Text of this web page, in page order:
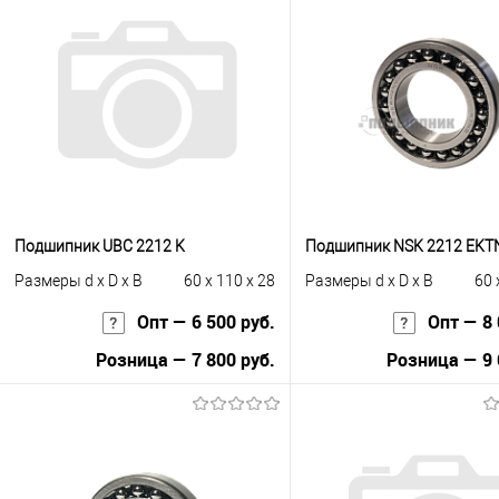
Подшипник UBC 2212 K
Размеры d x D x B
60 x 110 x 28
Опт — 6 500 руб.
Розница — 7 800 руб.
Купить в 1 клик
К сравнению
Подшипник NSK 2212
Размеры d x D x B
60
Опт — 8
Розница — 9
Купить в 1 клик
К